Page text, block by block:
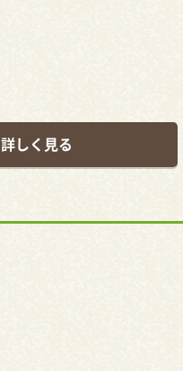
詳しく見る